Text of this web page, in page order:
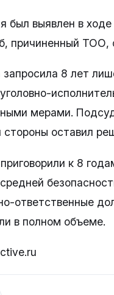
был выявлен в
причиненный ТОО,
запросила 8 лет
мерами.
стороны оставил
к 8
ответственные
в полном объеме.